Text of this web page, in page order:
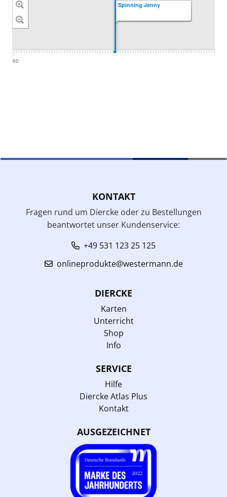
KONTAKT
Fragen rund um Diercke oder zu Bestellungen
beantwortet unser Kundenservice:
+49 531 123 25 125
onlineprodukte@westermann.de
DIERCKE
Karten
Unterricht
Shop
Info
SERVICE
Hilfe
Diercke Atlas Plus
Kontakt
AUSGEZEICHNET